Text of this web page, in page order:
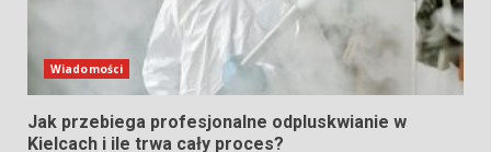
Wiadomości
Jak przebiega profesjonalne odpluskwianie w
Kielcach i ile trwa cały proces?